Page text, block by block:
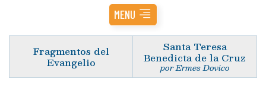
MENU
Fragmentos del
Evangelio
Santa Teresa
Benedicta de la Cruz
por Ermes Dovico